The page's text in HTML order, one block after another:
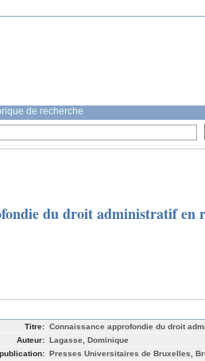
de recherche
du droit administratif en
Titre: Connaissance approfondie du droit
Auteur: Lagasse, Dominique
Presses Universitaires de Bruxelles,